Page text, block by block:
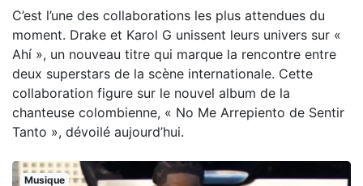
C’est l’une des collaborations les plus attendues du
moment. Drake et Karol G unissent leurs univers sur «
Ahí », un nouveau titre qui marque la rencontre entre
deux superstars de la scène internationale. Cette
collaboration figure sur le nouvel album de la
chanteuse colombienne, « No Me Arrepiento de Sentir
Tanto », dévoilé aujourd’hui.
Musique